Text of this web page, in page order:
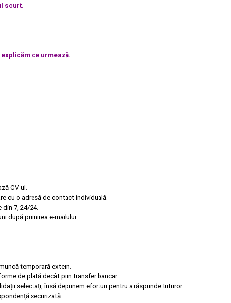
scurt.
ce urmează.
CV-ul.
cu o adresă de contact individuală.
din 7, 24/24.
după primirea e-mailului.
temporară extern.
de plată decât prin transfer bancar.
selectați, însă depunem eforturi pentru a răspunde tuturor.
securizată.